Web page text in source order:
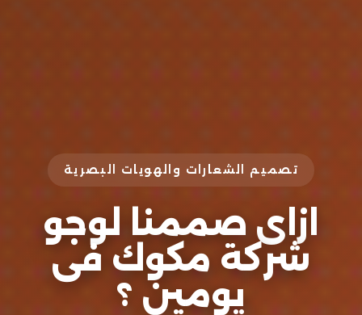
تصميم الشعارات والهويات البصرية
ازاى صممنا لوجو
شركة مكوك فى
يومين ؟